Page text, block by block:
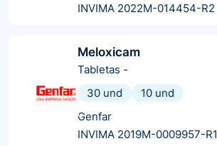
INVIMA 2022M-014454-R2
Meloxicam
Tabletas -
30 und
10 und
Genfar
INVIMA 2019M-0009957-R1